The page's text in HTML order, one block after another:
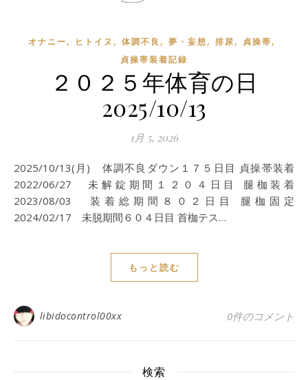
オナニー, ヒトイヌ , 体調不良 , 夢・妄想, 排尿, 貞操帯,
貞操帯装着記録
２０２５年体育の日
2025/10/13
1月 5, 2026
2025/10/13(月) 体調不良ダウン１７５日目 貞操帯装着
2022/06/27 未解錠期間１２０４日目 腿枷装着
2023/08/03 装着総期間８０２日目 腿枷固定
2024/02/17 未脱期間６０４日目 首枷テス…
もっと読む
libidocontrol00xx 0件のコメント
検索